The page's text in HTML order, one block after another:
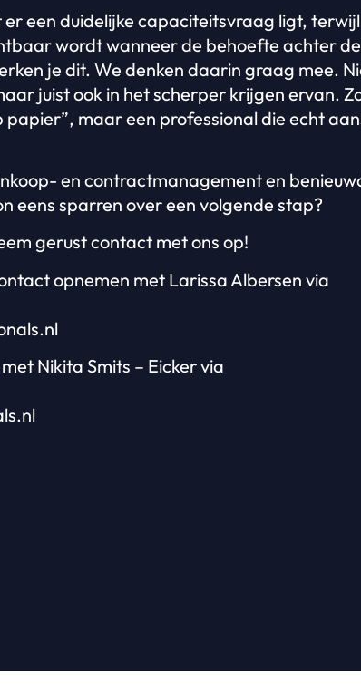
een duidelijke capaciteitsvraag ligt,
wordt wanneer de behoefte achter
je dit. We denken daarin graag mee.
juist ook in het scherper krijgen ervan.
maar een professional die echt
en contractmanagement en
eens sparren over een volgende stap?
gerust contact met ons op!
opnemen met Larissa Albersen via
Nikita Smits – Eicker via